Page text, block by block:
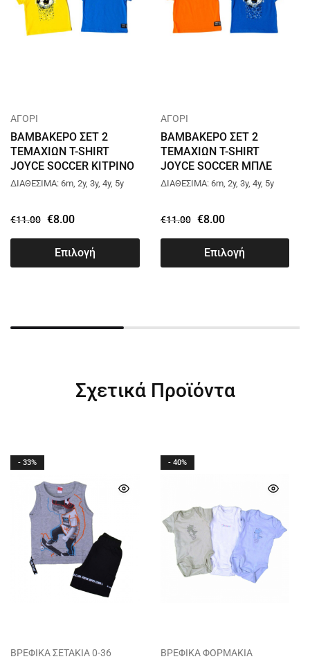
ΑΓΟΡΙ
ΒΑΜΒΑΚΕΡΟ ΣΕΤ 2
ΤΕΜΑΧΙΩΝ T-SHIRT
JOYCE SOCCER ΚΙΤΡΙΝΟ
13924
ΔΙΑΘΕΣΙΜΑ: 6m, 2y, 3y, 4y, 5y
€11.00 €8.00
Επιλογή
ΑΓΟΡΙ
ΒΑΜΒΑΚΕΡΟ ΣΕΤ 2
ΤΕΜΑΧΙΩΝ T-SHIRT
JOYCE SOCCER ΜΠΛΕ
ΡΟΥΑ 13924
ΔΙΑΘΕΣΙΜΑ: 6m, 2y, 3y, 4y, 5y
€11.00 €8.00
Επιλογή
Σχετικά Προϊόντα
- 33%
ΒΡΕΦΙΚΑ ΣΕΤΑΚΙΑ 0-36
- 40%
ΒΡΕΦΙΚΑ ΦΟΡΜΑΚΙΑ